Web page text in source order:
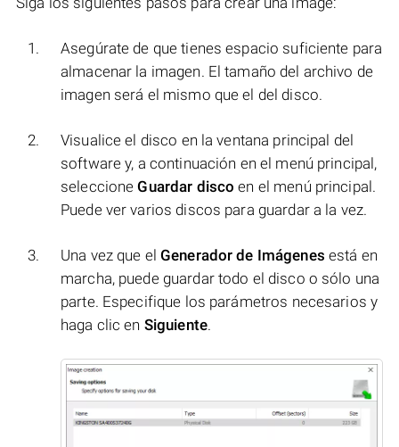
Asegúrate de que tienes espacio suficiente para
almacenar la imagen. El tamaño del archivo de
imagen será el mismo que el del disco.
Visualice el disco en la ventana principal del
software y, a continuación en el menú principal,
seleccioneGuardar disco en el menú principal.
Puede ver varios discos para guardar a la vez.
Una vez que el Generador de Imágenes está en
marcha, puede guardar todo el disco o sólo una
parte. Especifique los parámetros necesarios y
haga clic en Siguiente.